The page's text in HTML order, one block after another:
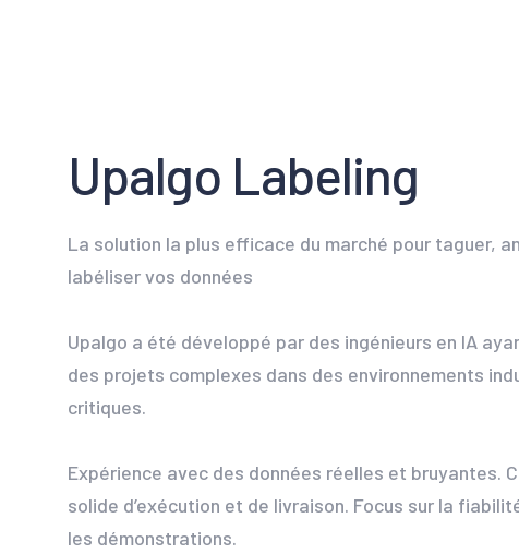
Upalgo Labeling
La solution la plus efficace du marché pour taguer,
labéliser vos données
Upalgo a été développé par des ingénieurs en IA
des projets complexes dans des environnements
critiques.
Expérience avec des données réelles et bruyantes.
solide d’exécution et de livraison. Focus sur la
les démonstrations.